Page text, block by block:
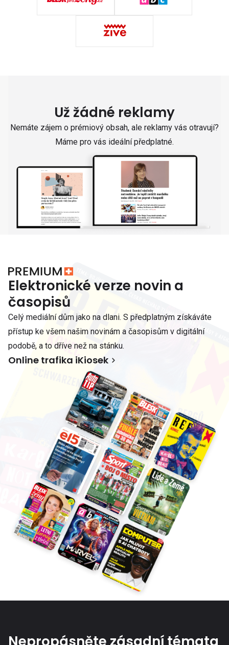
Už žádné reklamy
Nemáte zájem o prémiový obsah, ale reklamy vás otravují?
Máme pro vás ideální předplatné.
Elektronické verze novin a
časopisů
Celý mediální dům jako na dlani. S předplatným získáváte
přístup ke všem našim novinám a časopisům v digitální
podobě, a to dříve než na stánku.
Online trafika iKiosek